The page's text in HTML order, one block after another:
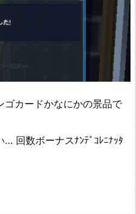
ゴカードかなにかの景品で
回数ボーナスﾅﾝﾃﾞｺﾚﾆﾅｯﾀ